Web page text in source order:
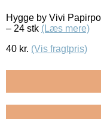
Hygge by Vivi
– 24 stk (Læs mere)
40 kr. (Vis fragtpris)